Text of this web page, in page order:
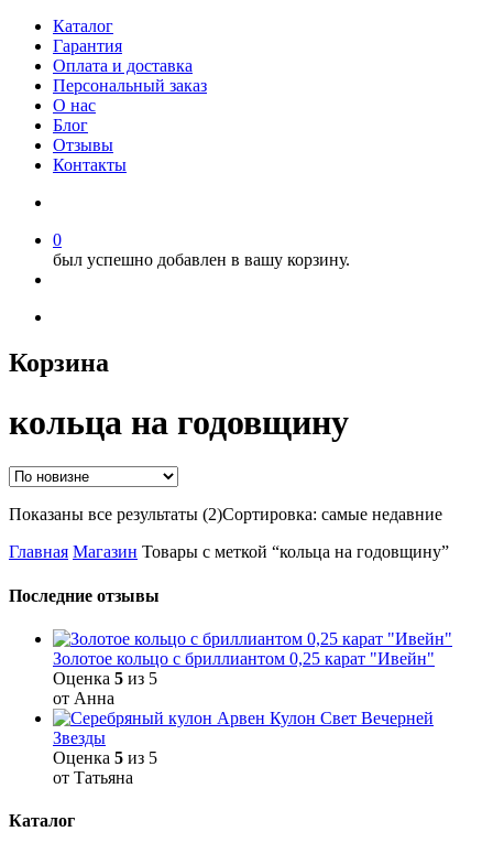
Каталог
Гарантия
Оплата и доставка
Персональный заказ
О нас
Блог
Отзывы
Контакты
0
был успешно добавлен в вашу корзину.
Корзина
кольца на годовщину
Показаны все результаты (2)Сортировка: самые недавние
Главная Магазин Товары с меткой “кольца на годовщину”
Последние отзывы
Золотое кольцо с бриллиантом 0,25 карат "Ивейн"
Оценка 5 из 5
от Анна
Кулон Свет Вечерней
Звезды
Оценка 5 из 5
от Татьяна
Каталог